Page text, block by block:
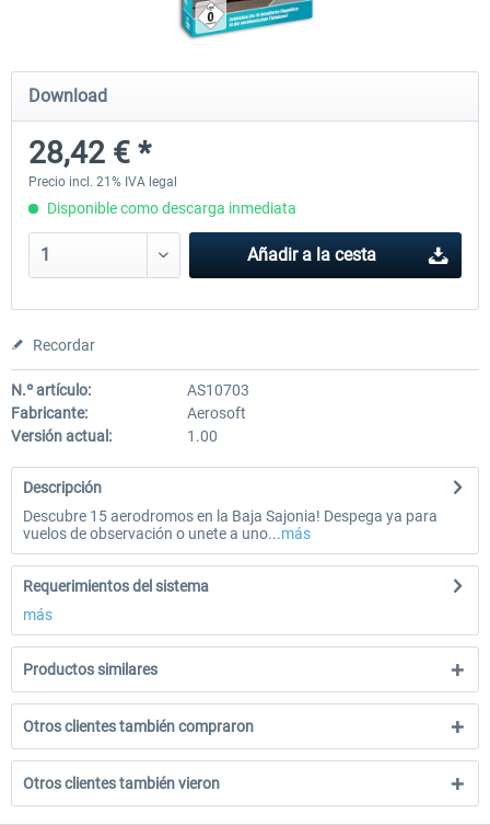
Mega Airport Frankfurt V2.0
30,45 € *
Mega Airport Berlin
Download
28,42 € *
Precio incl. 21% IVA legal
Disponible como descarga inmediata
Añadir a la cesta
Recordar
N.º artículo:
AS10703
Fabricante:
Aerosoft
Versión actual:
1.00
Descripción
Descubre 15 aerodromos en la Baja Sajonia! Despega ya para
vuelos de observación o unete a uno...más
Requerimientos del sistema
más
Productos similares
Otros clientes también compraron
Otros clientes también vieron